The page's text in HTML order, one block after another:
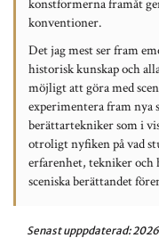
konstformerna framåt
konventioner.
Det jag mest ser fram
historisk kunskap och
möjligt att göra med
experimentera fram nya
berättartekniker som i
otroligt nyfiken på vad
erfarenhet, tekniker och
sceniska berättandet
Senast upppdaterad: